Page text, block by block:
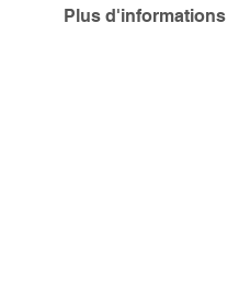
Plus d'informations